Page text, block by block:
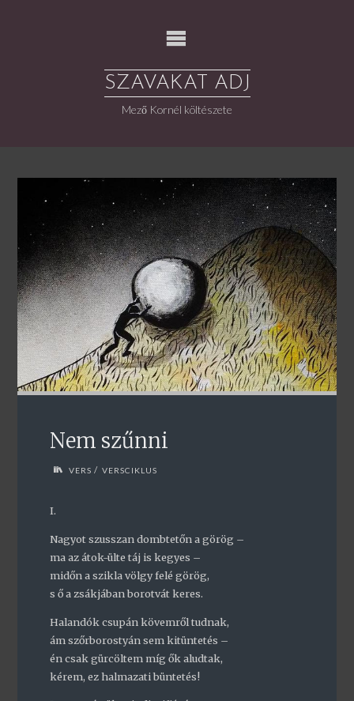
SZAVAKAT ADJ
Mező Kornél költészete
Nem szűnni
VERS / VERSCIKLUS
I.
Nagyot szusszan dombtetőn a görög –
ma az átok-ülte táj is kegyes –
midőn a szikla völgy felé görög,
s ő a zsákjában borotvát keres.
Halandók csupán kövemről tudnak,
ám szőrborostyán sem kitüntetés –
én csak gürcöltem míg ők aludtak,
kérem, ez halmazati büntetés!